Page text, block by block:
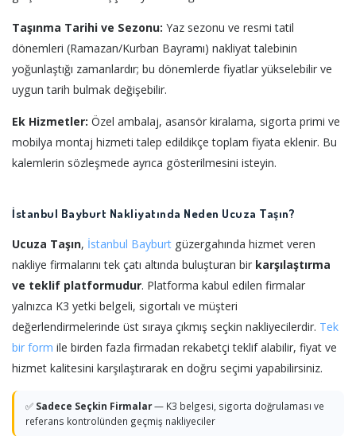
Taşınma Tarihi ve Sezonu: Yaz sezonu ve resmi tatil
dönemleri (Ramazan/Kurban Bayramı) nakliyat talebinin
yoğunlaştığı zamanlardır; bu dönemlerde fiyatlar yükselebilir ve
uygun tarih bulmak değişebilir.
Ek Hizmetler: Özel ambalaj, asansör kiralama, sigorta primi ve
mobilya montaj hizmeti talep edildikçe toplam fiyata eklenir. Bu
kalemlerin sözleşmede ayrıca gösterilmesini isteyin.
İstanbul Bayburt Nakliyatında Neden Ucuza Taşın?
Ucuza Taşın, İstanbul Bayburt güzergahında hizmet veren
nakliye firmalarını tek çatı altında buluşturan bir karşılaştırma
ve teklif platformudur. Platforma kabul edilen firmalar
yalnızca K3 yetki belgeli, sigortalı ve müşteri
değerlendirmelerinde üst sıraya çıkmış seçkin nakliyecilerdir. Tek
bir form ile birden fazla firmadan rekabetçi teklif alabilir, fiyat ve
hizmet kalitesini karşılaştırarak en doğru seçimi yapabilirsiniz.
✅ Sadece Seçkin Firmalar— K3 belgesi, sigorta doğrulaması ve
referans kontrolünden geçmiş nakliyeciler